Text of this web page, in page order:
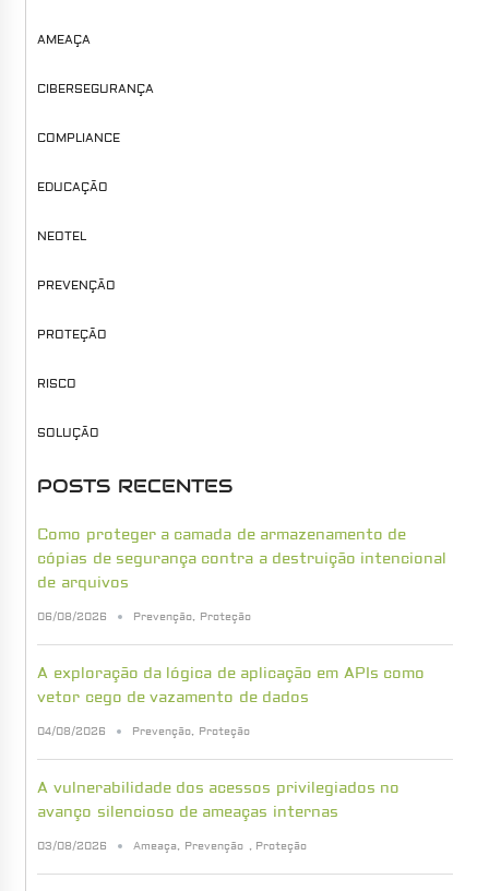
AMEAÇA
CIBERSEGURANÇA
COMPLIANCE
EDUCAÇÃO
NEOTEL
PREVENÇÃO
PROTEÇÃO
RISCO
SOLUÇÃO
POSTS RECENTES
Como proteger a camada de armazenamento de
cópias de segurança contra a destruição intencional
de arquivos
06/08/2026 Prevenção, Proteção
A exploração da lógica de aplicação em APIs como
vetor cego de vazamento de dados
04/08/2026 Prevenção, Proteção
A vulnerabilidade dos acessos privilegiados no
avanço silencioso de ameaças internas
03/08/2026 Ameaça, Prevenção , Proteção